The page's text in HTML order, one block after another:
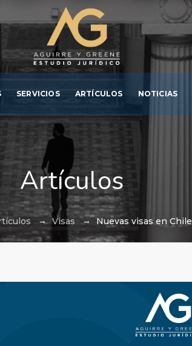
SERVICIOS ARTÍCULOS NOTICIAS
Artículos
→Visas →Nuevas visas en Chile